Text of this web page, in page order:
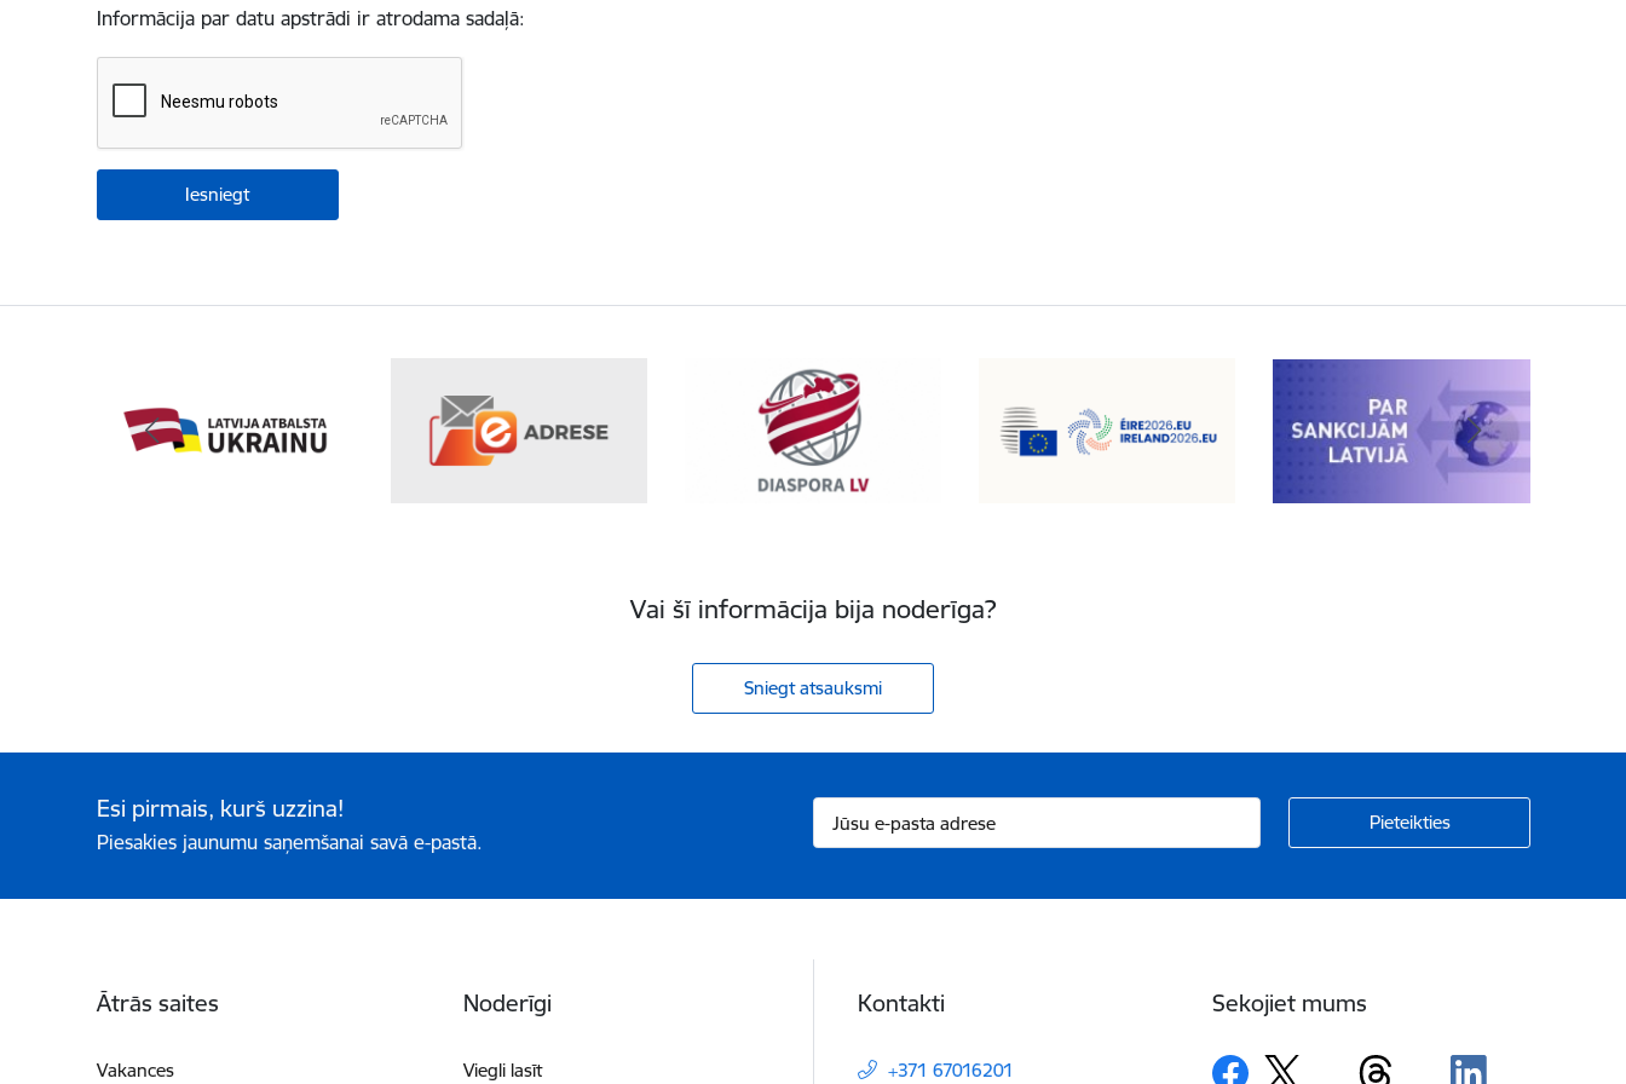
Informācija par datu apstrādi ir atrodama sadaļā:
Vai šī informācija bija noderīga?
Sniegt atsauksmi
Esi pirmais, kurš uzzina!
Piesakies jaunumu saņemšanai savā e-pastā.
Ātrās saites
Vakances
Noderīgi
Viegli lasīt
Kontakti
+371 67016201
Sekojiet mums